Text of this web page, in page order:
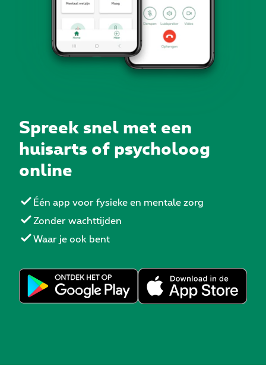
Spreek snel met een
huisarts of psycholoog
online
Één app voor fysieke en mentale zorg
Zonder wachttijden
Waar je ook bent